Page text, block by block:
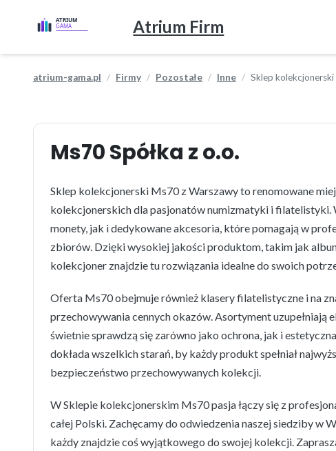
Atrium Firm
atrium-gama.pl Firmy Pozostałe Inne Sklep
Ms70 Spółka z o.o.
Sklep kolekcjonerski Ms70 z Warszawy to renomowane
kolekcjonerskich dla pasjonatów numizmatyki i filatelistyki.
monety, jak i dedykowane akcesoria, które pomagają w
zbiorów. Dzięki wysokiej jakości produktom, takim jak
kolekcjoner znajdzie tu rozwiązania idealne do swoich
Oferta Ms70 obejmuje również klasery filatelistyczne i na
przechowywania cennych okazów. Asortyment uzupełniają
świetnie sprawdzą się zarówno jako ochrona, jak i
dokłada wszelkich starań, by każdy produkt spełniał
bezpieczeństwo przechowywanych kolekcji.
W Sklepie kolekcjonerskim Ms70 pasja łączy się z
całej Polski. Zachęcamy do odwiedzenia naszej siedziby w
każdy znajdzie coś wyjątkowego do swojej kolekcji.